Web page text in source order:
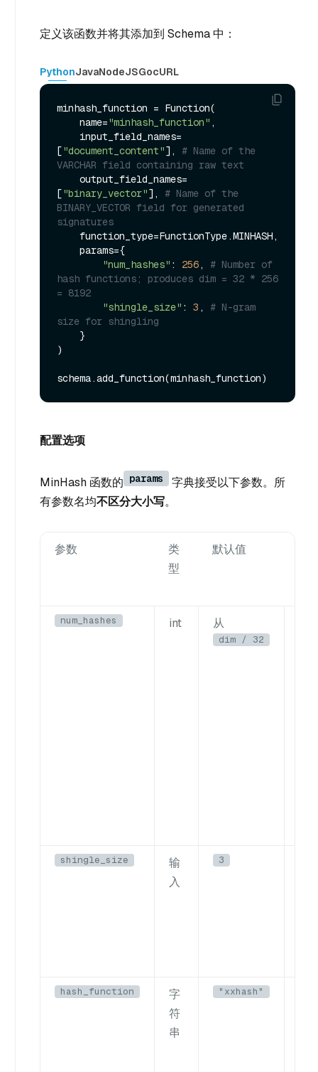
定义该函数并将其添加到 Schema 中：
PythonJavaNodeJSGocURL
minhash_function = Function(
    name=
"minhash_function" ,
["document_content"], # Name of the
VARCHAR field containing raw text
["binary_vector"], # Name of the
BINARY_VECTOR field for generated
signatures
"num_hashes" : 256, # Number of
hash functions; produces dim = 32 * 256
= 8192
"shingle_size" : 3 , # N-gram
size for shingling
)
配置选项
MinHash 函数的 params
字典接受以下参数。所
有参数名均不区分大小写。
参数
类
型
默认值
num_hashes int 从
dim / 32
shingle_size
输
入
3
hash_function
字
符
串
"xxhash"